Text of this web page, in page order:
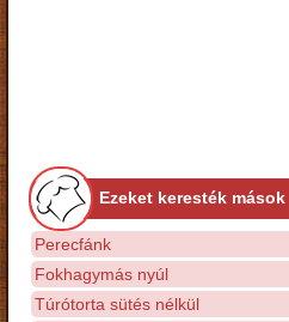
Ezeket keresték mások
Perecfánk
Fokhagymás nyúl
Túrótorta sütés nélkül